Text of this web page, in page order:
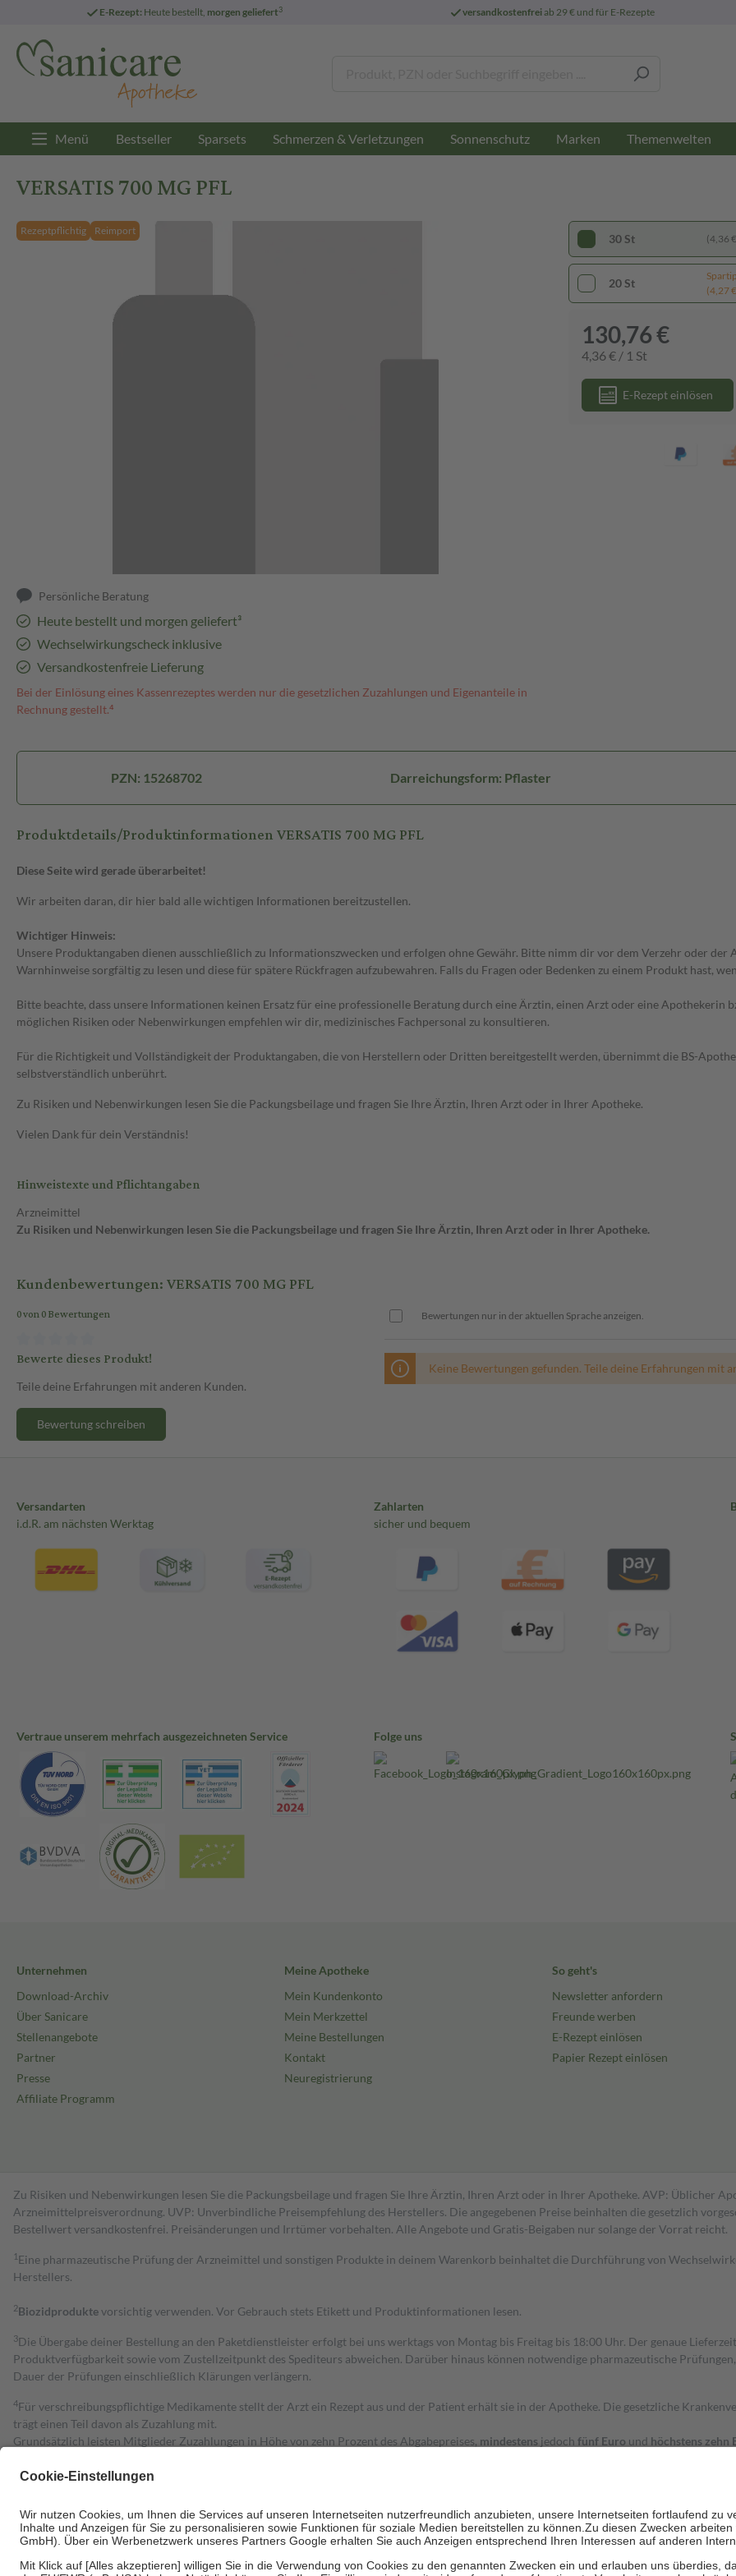
E-Rezept: Heute bestellt, morgen geliefert3 versandkostenfreiab 29 € und für E-Rezepte
Menü Bestseller Sparsets Schmerzen & Verletzungen Sonnenschutz Marken Themenwelten
VERSATIS 700 MG PFL
Rezeptpflichtig Reimport
Persönliche Beratung
Heute bestellt und morgen geliefert³
Wechselwirkungscheck inklusive
Versandkostenfreie Lieferung
Bei der Einlösung eines Kassenrezeptes werden nur die gesetzlichen Zuzahlungen und Eigenanteile in
Rechnung gestellt.⁴
30 St (4,36
20 St
(4,27
130,76 €
4,36 € / 1 St
E-Rezept einlösen
PZN: 15268702 Darreichungsform: Pflaster
Produktdetails/Produktinformationen VERSATIS 700 MG PFL
Diese Seite wird gerade überarbeitet!
Wir arbeiten daran, dir hier bald alle wichtigen Informationen bereitzustellen.
Wichtiger Hinweis:
Unsere Produktangaben dienen ausschließlich zu Informationszwecken und erfolgen ohne Gewähr. Bitte nimm dir vor dem Verzehr oder
Warnhinweise sorgfältig zu lesen und diese für spätere Rückfragen aufzubewahren. Falls du Fragen oder Bedenken zu einem Produkt hast,
Bitte beachte, dass unsere Informationen keinen Ersatz für eine professionelle Beratung durch eine Ärztin, einen Arzt oder eine Apothekerin
möglichen Risiken oder Nebenwirkungen empfehlen wir dir, medizinisches Fachpersonal zu konsultieren.
Für die Richtigkeit und Vollständigkeit der Produktangaben, die von Herstellern oder Dritten bereitgestellt werden, übernimmt die BS-
selbstverständlich unberührt.
Zu Risiken und Nebenwirkungen lesen Sie die Packungsbeilage und fragen Sie Ihre Ärztin, Ihren Arzt oder in Ihrer Apotheke.
Vielen Dank für dein Verständnis!
Hinweistexte und Pflichtangaben
Arzneimittel
Zu Risiken und Nebenwirkungen lesen Sie die Packungsbeilage und fragen Sie Ihre Ärztin, Ihren Arzt oder in Ihrer Apotheke.
Kundenbewertungen: VERSATIS 700 MG PFL
0 von 0 Bewertungen
Bewerte dieses Produkt!
Teile deine Erfahrungen mit anderen Kunden.
Bewertung schreiben
Bewertungen nur in der aktuellen Sprache anzeigen.
Keine Bewertungen gefunden. Teile deine Erfahrungen mit
Versandarten
i.d.R. am nächsten Werktag
Zahlarten
sicher und bequem
Vertraue unserem mehrfach ausgezeichneten Service Folge uns
Unternehmen
Download-Archiv
Über Sanicare
Stellenangebote
Partner
Presse
Affiliate Programm
Meine Apotheke
Mein Kundenkonto
Mein Merkzettel
Meine Bestellungen
Kontakt
Neuregistrierung
So geht's
Newsletter anfordern
Freunde werben
E-Rezept einlösen
Papier Rezept einlösen
Zu Risiken und Nebenwirkungen lesen Sie die Packungsbeilage und fragen Sie Ihre Ärztin, Ihren Arzt oder in Ihrer Apotheke. AVP: Üblicher
Arzneimittelpreisverordnung. UVP: Unverbindliche Preisempfehlung des Herstellers. Die angegebenen Preise beinhalten die gesetzlich
Bestell­wert versand­kosten­frei. Preisänderungen und Irrtümer vorbehalten. Alle Angebote und Gratis-Beigaben nur solange der Vorrat reicht.
1 Eine pharmazeutische Prüfung der Arzneimittel und sonstigen Produkte in deinem Warenkorb beinhaltet die Durchführung von
Herstellers.
2Biozidproduktevorsichtig verwenden. Vor Gebrauch stets Etikett und Produktinformationen lesen.
3Die Übergabe deiner Bestellung an den Paketdienstleister erfolgt bei uns werktags von Montag bis Freitag bis 18:00 Uhr. Der genaue
Produktverfügbarkeit sowie vom Zustellzeitpunkt des Spediteurs abweichen. Darüber hinaus können notwendige pharmazeutische
Dauer der Prüfungen einschließlich Klärungen verlängern.
4Für verschreibungspflichtige Medikamente stellt der Arzt ein Rezept aus und der Patient erhält sie in der Apotheke. Die gesetzliche
trägt einen Teil davon als Zuzahlung mit.
Grundsätzlich leisten Mitglieder Zuzahlungen in Höhe von zehn Prozent des Abgabepreises, mindestens jedoch fünf Euro und höchstens zehn
Diese Regeln gelten grundsätzlich auch für Online-Apotheken.
Um das Engagement der Versicherten für ihre eigene Gesundheit zu stärken und die besondere Stellung der Familie zu unterstützen, fallen
• Kindern und Jugendlichen bis zum vollendeten 18. Lebensjahr mit Ausnahme der Fahrkosten
• Untersuchungen zur Vorsorge und Früherkennung, die von der GKV getragen werden
• empfohlenen Schutzimpfungen